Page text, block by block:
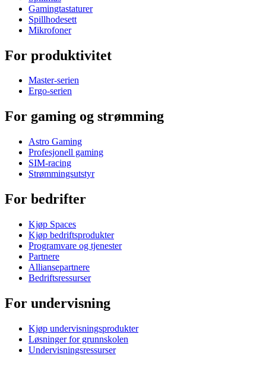
Gamingtastaturer
Spillhodesett
Mikrofoner
For produktivitet
Master-serien
Ergo-serien
For gaming og strømming
Astro Gaming
Profesjonell gaming
SIM-racing
Strømmingsutstyr
For bedrifter
Kjøp Spaces
Kjøp bedriftsprodukter
Programvare og tjenester
Partnere
Alliansepartnere
Bedriftsressurser
For undervisning
Kjøp undervisningsprodukter
Løsninger for grunnskolen
Undervisningsressurser